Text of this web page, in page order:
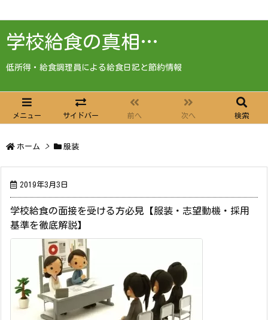
学校給食の真相…
低所得・給食調理員による給食日記と節約情報
メニュー サイドバー 前へ 次へ 検索
ホーム > 服装
2019年3月3日
学校給食の面接を受ける方必見【服装・志望動機・採用
基準を徹底解説】